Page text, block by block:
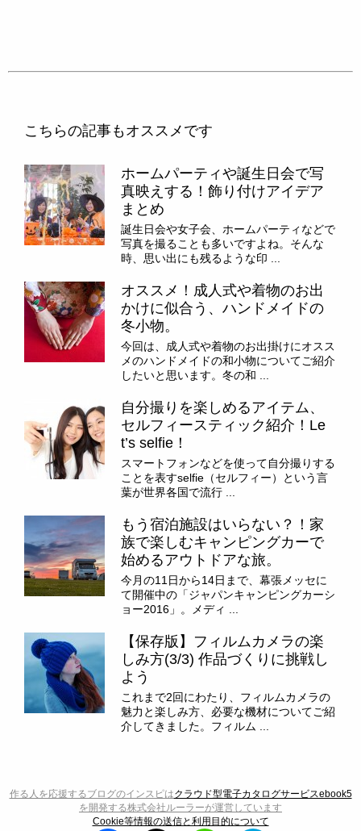
こちらの記事もオススメです
ホームパーティや誕生日会で写
真映えする！飾り付けアイデア
まとめ
誕生日会や女子会、ホームパーティなどで
写真を撮ることも多いですよね。そんな
時、思い出にも残るような印 ...
オススメ！成人式や着物のお出
かけに似合う、ハンドメイドの
冬小物。
今回は、成人式や着物のお出掛けにオスス
メのハンドメイドの和小物についてご紹介
したいと思います。冬の和 ...
自分撮りを楽しめるアイテム、
セルフィースティック紹介！Le
t’s selfie！
スマートフォンなどを使って自分撮りする
ことを表すselfie（セルフィー）という言
葉が世界各国で流行 ...
もう宿泊施設はいらない？！家
族で楽しむキャンピングカーで
始めるアウトドアな旅。
今月の11日から14日まで、幕張メッセに
て開催中の「ジャパンキャンピングカーシ
ョー2016」。メディ ...
【保存版】フィルムカメラの楽
しみ方(3/3) 作品づくりに挑戦し
よう
これまで2回にわたり、フィルムカメラの
魅力と楽しみ方、必要な機材についてご紹
介してきました。フィルム ...
作る人を応援するブログのインスピはクラウド型電子カタログサービスebook5
を開発する株式会社ルーラーが運営しています
Cookie等情報の送信と利用目的について